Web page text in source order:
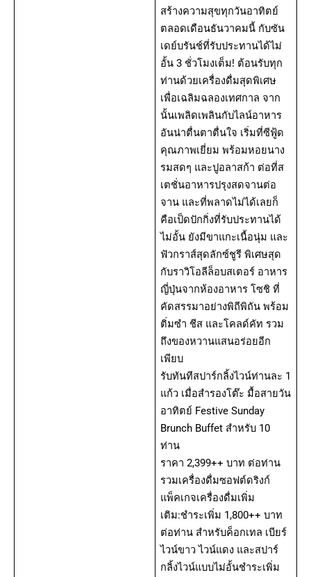
สร้างความสุขทุกวันอาทิตย์
ตลอดเดือนธันวาคมนี้ กับซัน
เดย์บรันช์ที่รับประทานได้ไม่
อั้น 3 ชั่วโมงเต็ม! ต้อนรับทุก
ท่านด้วยเครื่องดื่มสุดพิเศษ
เพื่อเฉลิมฉลองเทศกาล จาก
นั้นเพลิดเพลินกับไลน์อาหาร
อันน่าตื่นตาตื่นใจ เริ่มที่ซีฟู้ด
คุณภาพเยี่ยม พร้อมหอยนาง
รมสดๆ และปูอลาสก้า ต่อที่ส
เตชั่นอาหารปรุงสดจานต่อ
จาน และที่พลาดไม่ได้เลยก็
คือเป็ดปักกิ่งที่รับประทานได้
ไม่อั้น ยังมีขาแกะเนื้อนุ่ม และ
ฟัวกราส์สุดลักซ์ชูรี พิเศษสุด
กับราวิโอลีล็อบสเตอร์ อาหาร
ญี่ปุ่นจากห้องอาหาร โซชิ ที่
คัดสรรมาอย่างพิถีพิถัน พร้อม
ติ่มซำ ชีส และโคลด์คัท รวม
ถึงของหวานแสนอร่อยอีก
เพียบ
รับทันทีสปาร์กลิ้งไวน์ท่านละ 1
แก้ว เมื่อสำรองโต๊ะ มื้อสายวัน
อาทิตย์ Festive Sunday
Brunch Buffet สำหรับ 10
ท่าน
ราคา 2,399++ บาท ต่อท่าน
รวมเครื่องดื่มซอฟต์ดริงก์
แพ็คเกจเครื่องดื่มเพิ่ม
เติม:ชำระเพิ่ม 1,800++ บาท
ต่อท่าน สำหรับค็อกเทล เบียร์
ไวน์ขาว ไวน์แดง และสปาร์
กลิ้งไวน์แบบไม่อั้นชำระเพิ่ม